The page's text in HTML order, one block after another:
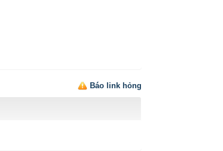
Báo link hỏng